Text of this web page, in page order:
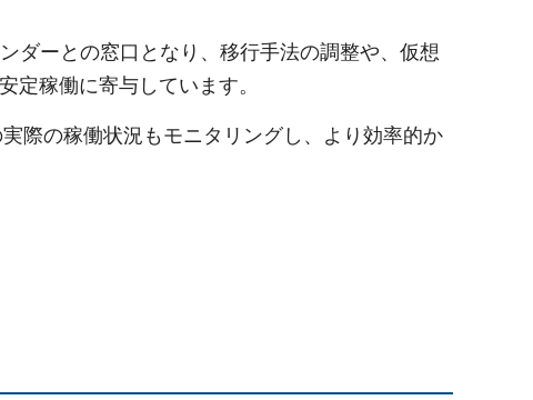
ダーとの窓口となり、移行手法の調整や、仮想
稼働に寄与しています。
際の稼働状況もモニタリングし、より効率的か